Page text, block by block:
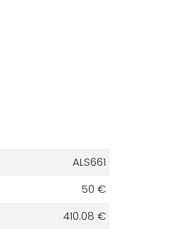
ALS661
50 €
410.08 €